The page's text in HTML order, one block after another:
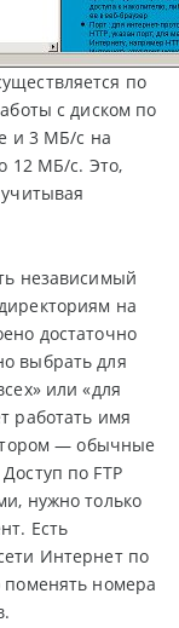
по
с диском по
и 3 МБ/с на
12 МБ/с. Это,
независимый
на
достаточно
выбрать для
или «для
работать имя
— обычные
по FTP
нужно только
Есть
Интернет по
поменять номера